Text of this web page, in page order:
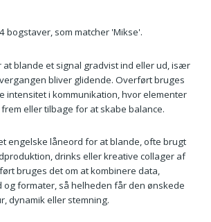
bogstaver, som matcher 'Mikse'.
at blande et signal gradvist ind eller ud, især
bliver glidende. Overført bruges
intensitet i kommunikation, hvor elementer
eller tilbage for at skabe balance.
engelske låneord for at blande, ofte brugt
drinks eller kreative collager af
bruges det om at kombinere data,
og formater, så helheden får den ønskede
dynamik eller stemning.